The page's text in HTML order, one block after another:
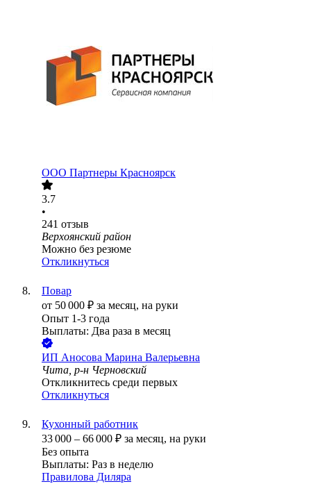
ООО Партнеры Красноярск
3.7
•
241 отзыв
Верхоянский район
Можно без резюме
Откликнуться
Повар
от 50 000 ₽ за месяц, на руки
Опыт 1-3 года
Выплаты: Два раза в месяц
ИП Аносова Марина Валерьевна
Чита, р-н Черновский
Откликнитесь среди первых
Откликнуться
Кухонный работник
33 000 – 66 000 ₽ за месяц, на руки
Без опыта
Выплаты: Раз в неделю
Правилова Диляра